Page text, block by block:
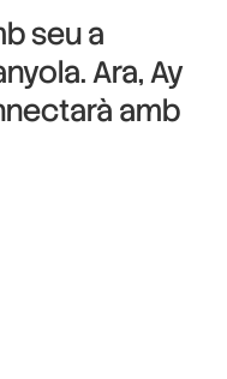
seu a
Ara, Ay
amb